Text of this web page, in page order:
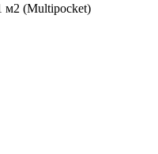
м2 (Multipocket)